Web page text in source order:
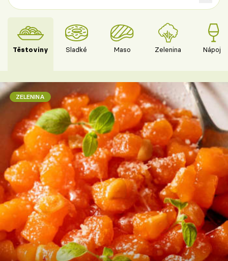
Těstoviny Sladké Maso Zelenina Nápoje
ZELENINA